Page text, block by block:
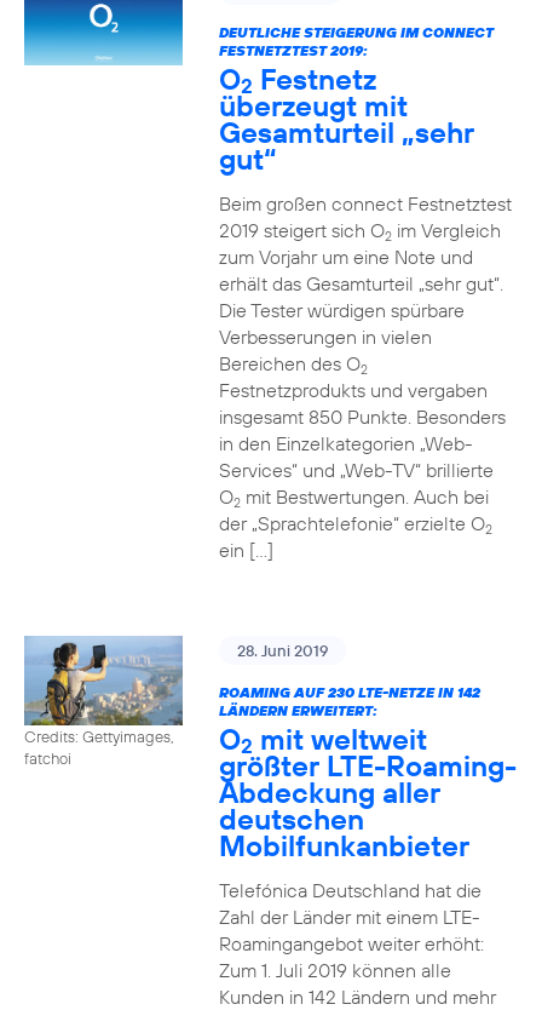
DEUTLICHE STEIGERUNG IM CONNECT
FESTNETZTEST 2019:
O2 Festnetz
überzeugt mit
Gesamturteil „sehr
gut“
Beim großen connect Festnetztest
2019 steigert sich O2im Vergleich
zum Vorjahr um eine Note und
erhält das Gesamturteil „sehr gut“.
Die Tester würdigen spürbare
Verbesserungen in vielen
Bereichen des O2
Festnetzprodukts und vergaben
insgesamt 850 Punkte. Besonders
in den Einzelkategorien „Web-
Services“ und „Web-TV“ brillierte
O2mit Bestwertungen. Auch bei
der „Sprachtelefonie“ erzielte O2
ein […]
Credits: Gettyimages,
fatchoi
28. Juni 2019
ROAMING AUF 230 LTE-NETZE IN 142
LÄNDERN ERWEITERT:
O2 mit weltweit
größter LTE-Roaming-
Abdeckung aller
deutschen
Mobilfunkanbieter
Telefónica Deutschland hat die
Zahl der Länder mit einem LTE-
Roamingangebot weiter erhöht:
Zum 1. Juli 2019 können alle
Kunden in 142 Ländern und mehr